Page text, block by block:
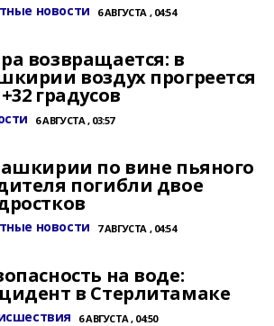
новости 6 АВГУСТА , 04:54
возвращается: в
воздух прогреется
градусов
6 АВГУСТА , 03:57
по вине пьяного
погибли двое
новости 7 АВГУСТА , 04:54
на воде:
в Стерлитамаке
6 АВГУСТА , 04:50